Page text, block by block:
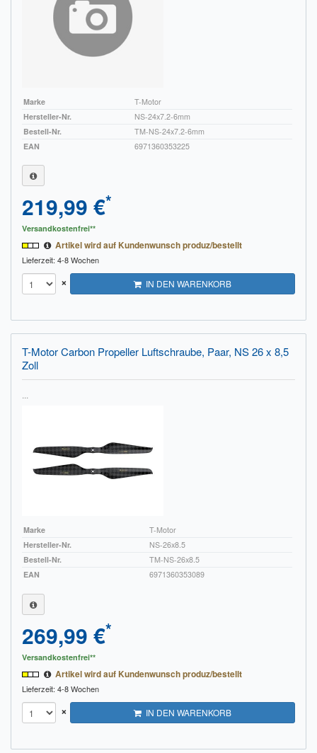
Marke
T-Motor
Hersteller-Nr.
NS-24x7.2-6mm
Bestell-Nr.
TM-NS-24x7.2-6mm
EAN
6971360353225
219,99 €*
Versandkostenfrei**
Artikel wird auf Kundenwunsch produz/bestellt
Lieferzeit: 4-8 Wochen
× IN DEN WARENKORB
T-Motor Carbon Propeller Luftschraube, Paar, NS 26 x 8,5
Zoll
...
Marke
T-Motor
Hersteller-Nr.
NS-26x8.5
Bestell-Nr.
TM-NS-26x8.5
EAN
6971360353089
269,99 €*
Versandkostenfrei**
Artikel wird auf Kundenwunsch produz/bestellt
Lieferzeit: 4-8 Wochen
× IN DEN WARENKORB